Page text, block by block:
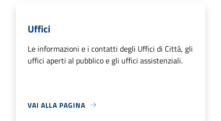
Uffici
Le informazioni e i contatti degli Uffici di Città, gli
uffici aperti al pubblico e gli uffici assistenziali.
VAI ALLA PAGINA